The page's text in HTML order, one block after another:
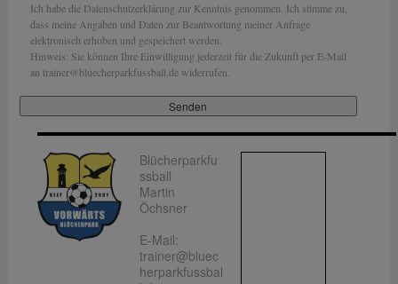
Ich habe die Datenschutzerklärung zur Kenntnis genommen. Ich stimme zu,
dass meine Angaben und Daten zur Beantwortung meiner Anfrage
elektronisch erhoben und gespeichert werden.
Hinweis: Sie können Ihre Einwilligung jederzeit für die Zukunft per E-Mail
an trainer@bluecherparkfussball.de widerrufen.
Blücherparkfu
ssball
Martin
Öchsner
E-Mail:
trainer@bluec
herparkfussbal